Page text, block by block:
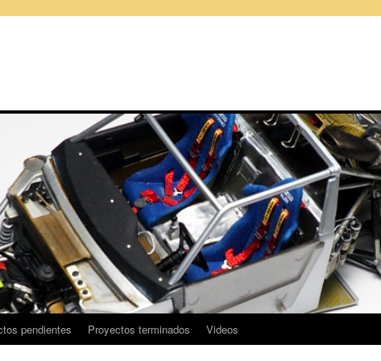
pendientes Proyectos terminados Videos